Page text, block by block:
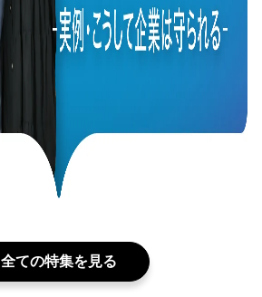
全ての特集を見る